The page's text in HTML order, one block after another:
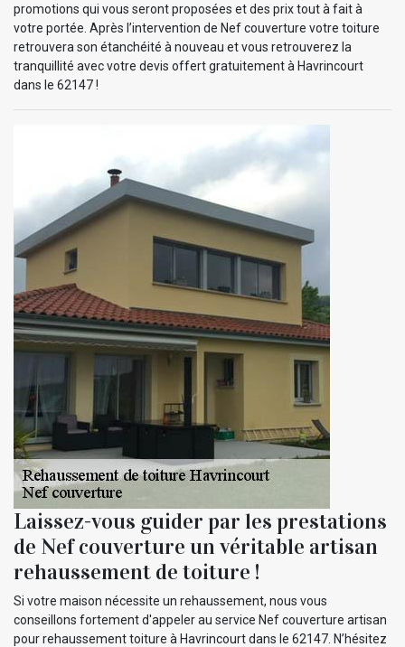
promotions qui vous seront proposées et des prix tout à fait à
votre portée. Après l’intervention de Nef couverture votre toiture
retrouvera son étanchéité à nouveau et vous retrouverez la
tranquillité avec votre devis offert gratuitement à Havrincourt
dans le 62147 !
Laissez-vous guider par les prestations
de Nef couverture un véritable artisan
rehaussement de toiture !
Si votre maison nécessite un rehaussement, nous vous
conseillons fortement d'appeler au service Nef couverture artisan
pour rehaussement toiture à Havrincourt dans le 62147. N’hésitez